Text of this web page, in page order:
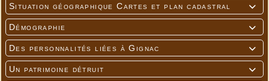

Situation géographique Cartes et plan cadastral

Démographie

Des personnalités liées à Gignac

Un patrimoine détruit